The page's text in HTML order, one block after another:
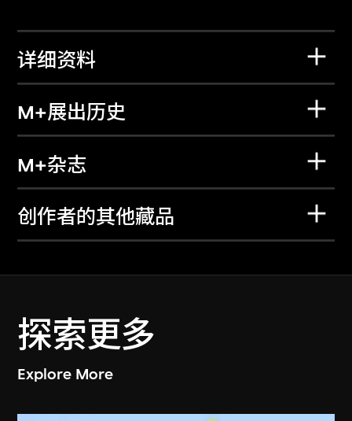
详细资料
M+展出历史
M+杂志
创作者的其他藏品
探索更多
Explore More